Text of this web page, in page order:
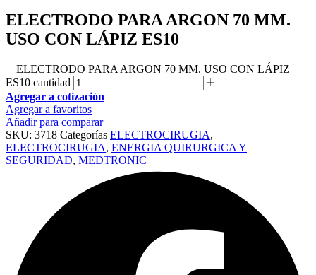
ELECTRODO PARA ARGON 70 MM.
USO CON LÁPIZ ES10
ELECTRODO PARA ARGON 70 MM. USO CON LÁPIZ
ES10 cantidad
Agregar a cotización
Agregar a favoritos
Añadir para comparar
SKU: 3718 Categorías ELECTROCIRUGIA,
ELECTROCIRUGIA, ENERGIA QUIRURGICA Y
SEGURIDAD, MEDTRONIC